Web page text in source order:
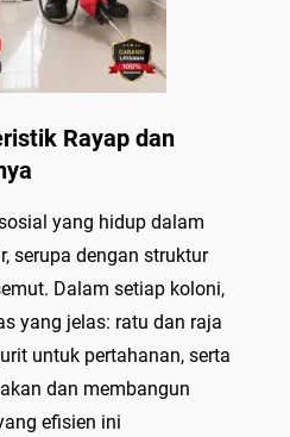
Rayap dan
yang hidup dalam
serupa dengan struktur
Dalam setiap koloni,
yang jelas: ratu dan raja
untuk pertahanan, serta
dan membangun
efisien ini